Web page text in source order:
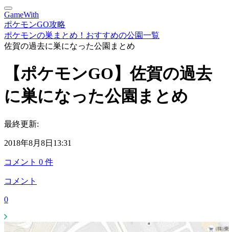
GameWith
ポケモンGO攻略
ポケモンの巣まとめ！おすすめの公園一覧
佐賀の過去に巣になった公園まとめ
【ポケモンGO】佐賀の過去
に巣になった公園まとめ
最終更新:
2018年8月8日13:31
コメント 0 件
コメント
0